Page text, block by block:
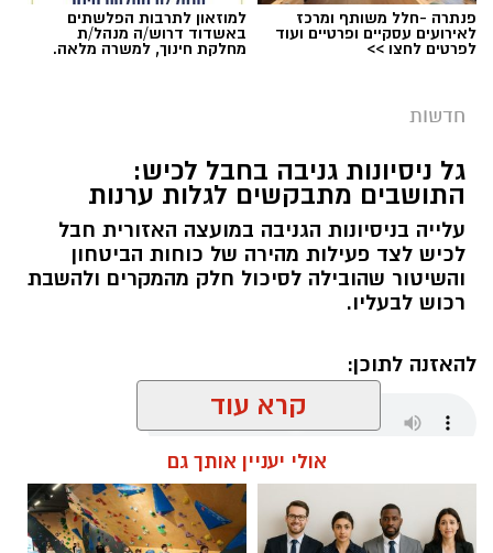
ניידת טיפול נמרץ מד"א (ארכיון)
חובשים ופראמדיקים של מד"א שהוזעקו למקום
שנפצעה באורח בינוני וסובלת מחבלות בגפיים
ובגב.
לאחר טיפול ראשוני בזירה היא פונתה להמשך
‏כדי לעקוב אחרי הערוץ יישובניק נט ב-WhatsApp:‏‏‏
יש לכם מידע חשוב שטרם נחשף? צילומים מאירוע
חדשותי? מצאתם טעות בכתבה? נשמח שתשתפו
פנתרה -חלל משותף ומרכז
לאירועים עסקיים ופרטיים ועוד
לפרטים לחצו >>
למוזאון לתרבות הפלשתים
באשדוד דרוש/ה מנהל/ת
מחלקת חינוך, למשרה מלאה.
חדשות
גל ניסיונות גניבה בחבל לכיש:
התושבים מתבקשים לגלות ערנות
עלייה בניסיונות הגניבה במועצה האזורית חבל
לכיש לצד פעילות מהירה של כוחות הביטחון
והשיטור שהובילה לסיכול חלק מהמקרים ולהשבת
רכוש לבעליו.
להאזנה לתוכן:
אלדה נתנאל / 18:01 08.08.26
קרא עוד
אולי יעניין אותך גם